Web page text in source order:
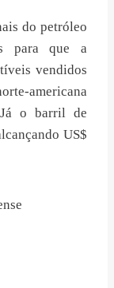
do petróleo
para que a
vendidos
americana
o barril de
US$